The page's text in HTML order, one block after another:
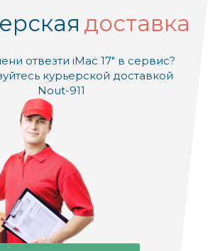
доставка
отвезти iMac 17" в сервис?
курьерской доставкой
Nout-911